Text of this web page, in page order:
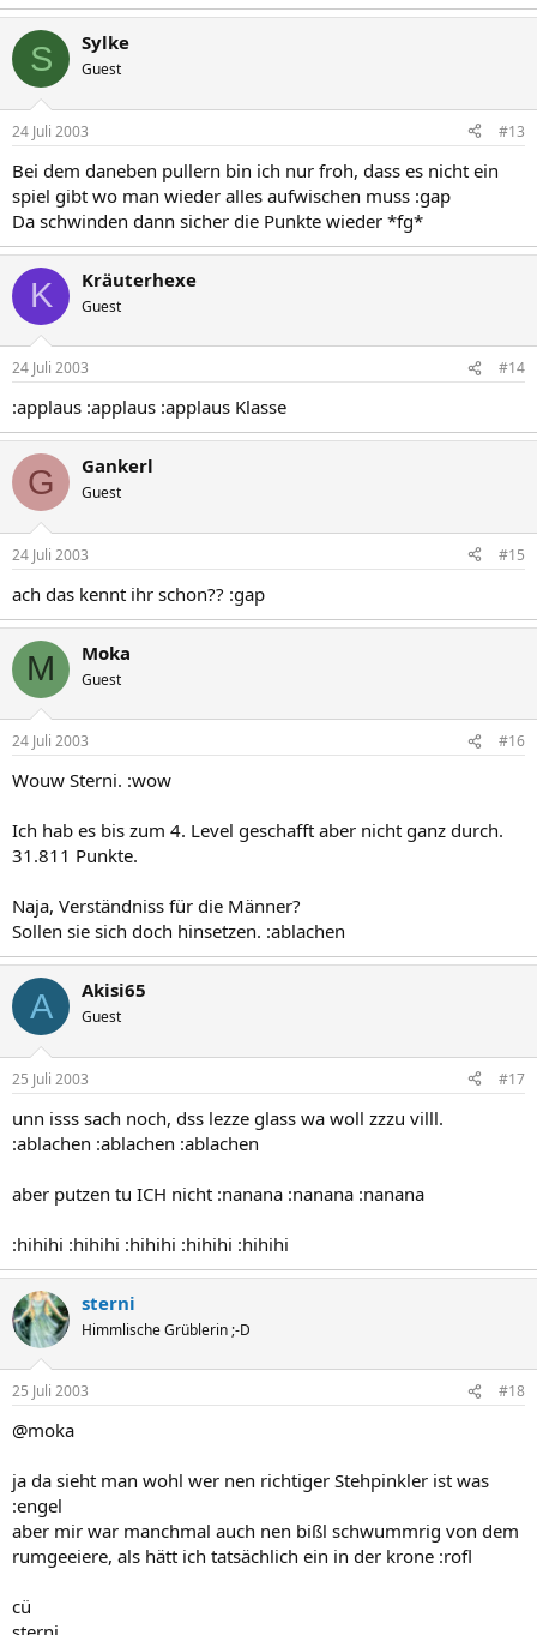
S Sylke
Guest
24 Juli 2003 #13
Bei dem daneben pullern bin ich nur froh, dass es nicht ein
spiel gibt wo man wieder alles aufwischen muss :gap
Da schwinden dann sicher die Punkte wieder *fg*
K Kräuterhexe
Guest
24 Juli 2003 #14
:applaus :applaus :applaus Klasse
G Gankerl
Guest
24 Juli 2003 #15
ach das kennt ihr schon?? :gap
M Moka
Guest
24 Juli 2003 #16
Wouw Sterni. :wow
Ich hab es bis zum 4. Level geschafft aber nicht ganz durch.
31.811 Punkte.
Naja, Verständniss für die Männer?
Sollen sie sich doch hinsetzen. :ablachen
A Akisi65
Guest
25 Juli 2003 #17
unn isss sach noch, dss lezze glass wa woll zzzu villl.
:ablachen :ablachen :ablachen
aber putzen tu ICH nicht :nanana :nanana :nanana
:hihihi :hihihi :hihihi :hihihi :hihihi
sterni
Himmlische Grüblerin ;-D
25 Juli 2003 #18
@moka
ja da sieht man wohl wer nen richtiger Stehpinkler ist was
:engel
aber mir war manchmal auch nen bißl schwummrig von dem
rumgeeiere, als hätt ich tatsächlich ein in der krone :rofl
cü